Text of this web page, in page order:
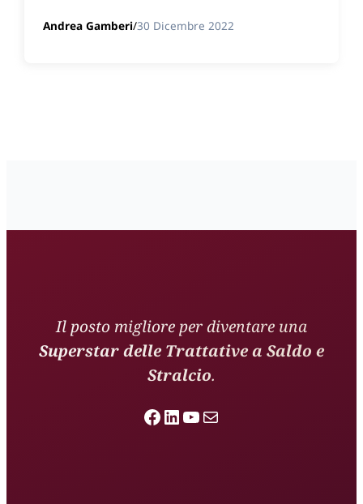
Andrea Gamberi/30 Dicembre 2022
Il posto migliore per diventare una
Superstar delle Trattative a Saldo e
Stralcio.
Facebook LinkedIn YouTube Email